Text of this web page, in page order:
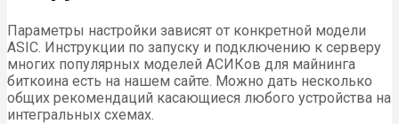
Параметры настройки зависят от конкретной модели
ASIC. Инструкции по запуску и подключению к серверу
многих популярных моделей АСИКов для майнинга
биткоина есть на нашем сайте. Можно дать несколько
общих рекомендаций касающиеся любого устройства на
интегральных схемах.